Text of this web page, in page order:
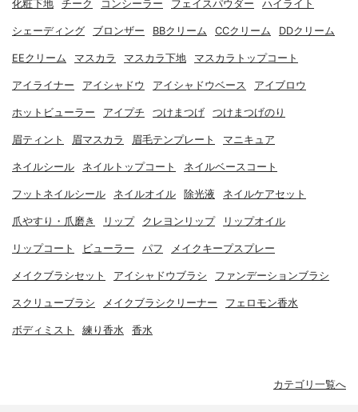
化粧下地 チーク コンシーラー フェイスパウダー ハイライト
シェーディング ブロンザー BBクリーム CCクリーム DDクリーム
EEクリーム マスカラ マスカラ下地 マスカラトップコート
アイライナー アイシャドウ アイシャドウベース アイブロウ
ホットビューラー アイプチ つけまつげ つけまつげのり
眉ティント 眉マスカラ 眉毛テンプレート マニキュア
ネイルシール ネイルトップコート ネイルベースコート
フットネイルシール ネイルオイル 除光液 ネイルケアセット
爪やすり・爪磨き リップ クレヨンリップ リップオイル
リップコート ビューラー パフ メイクキープスプレー
メイクブラシセット アイシャドウブラシ ファンデーションブラシ
スクリューブラシ メイクブラシクリーナー フェロモン香水
ボディミスト 練り香水 香水
カテゴリ一覧へ